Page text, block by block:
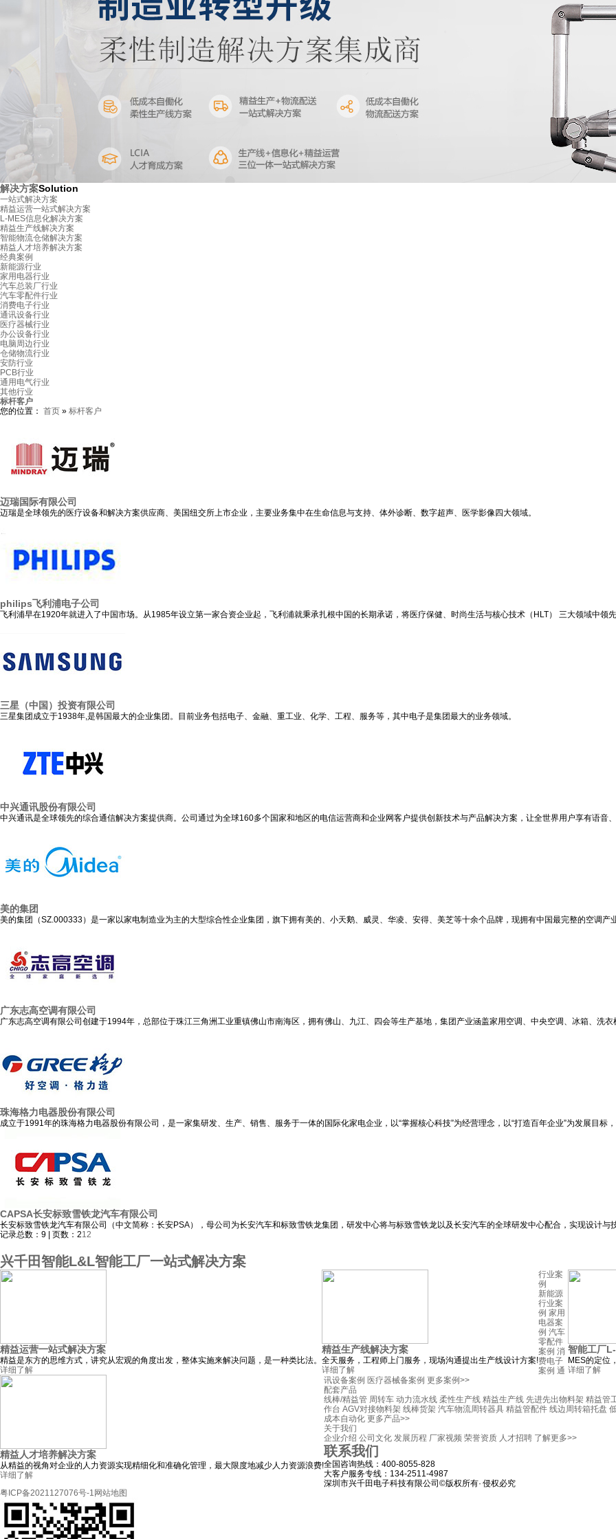
解决方案Solution
一站式解决方案
精益运营一站式解决方案
L-MES信息化解决方案
精益生产线解决方案
智能物流仓储解决方案
精益人才培养解决方案
经典案例
新能源行业
家用电器行业
汽车总装厂行业
汽车零配件行业
消费电子行业
通讯设备行业
医疗器械行业
办公设备行业
电脑周边行业
仓储物流行业
安防行业
PCB行业
通用电气行业
其他行业
标杆客户
您的位置： 首页 » 标杆客户
迈瑞国际有限公司
迈瑞是全球领先的医疗设备和解决方案供应商、美国纽交所上市企业，主要业务集中在生命信息与支持、体外诊断、数字超声、医学影像四大领域。
philips飞利浦电子公司
飞利浦早在1920年就进入了中国市场。从1985年设立第一家合资企业起，飞利浦就秉承扎根中国的长期承诺，将医疗保健、时尚生活与核心技术（HLT） 三大领域中领
三星（中国）投资有限公司
三星集团成立于1938年,是韩国最大的企业集团。目前业务包括电子、金融、重工业、化学、工程、服务等，其中电子是集团最大的业务领域。
中兴通讯股份有限公司
中兴通讯是全球领先的综合通信解决方案提供商。公司通过为全球160多个国家和地区的电信运营商和企业网客户提供创新技术与产品解决方案，让全世界用户享有语音
美的集团
美的集团（SZ.000333）是一家以家电制造业为主的大型综合性企业集团，旗下拥有美的、小天鹅、威灵、华凌、安得、美芝等十余个品牌，现拥有中国最完整的空调产
广东志高空调有限公司
广东志高空调有限公司创建于1994年，总部位于珠江三角洲工业重镇佛山市南海区，拥有佛山、九江、四会等生产基地，集团产业涵盖家用空调、中央空调、冰箱、洗衣
珠海格力电器股份有限公司
成立于1991年的珠海格力电器股份有限公司，是一家集研发、生产、销售、服务于一体的国际化家电企业，以“掌握核心科技”为经营理念，以“打造百年企业”为发展目标
CAPSA长安标致雪铁龙汽车有限公司
长安标致雪铁龙汽车有限公司（中文简称：长安PSA），母公司为长安汽车和标致雪铁龙集团，研发中心将与标致雪铁龙以及长安汽车的全球研发中心配合，实现设计与
记录总数：9 | 页数：212
兴千田智能L&L智能工厂一站式解决方案
精益运营一站式解决方案
精益是东方的思维方式，讲究从宏观的角度出发，整体实施来解决问题，是一种类比法。
详细了解
智能工厂
MES的定位
详细了解
精益生产线解决方案
全天服务，工程师上门服务，现场沟通提出生产线设计方案!
详细了解
精益人才培养解决方案
从精益的视角对企业的人力资源实现精细化和准确化管理，最大限度地减少人力资源浪费!
详细了解
行业案
例
新能源
行业案
例 家用
电器案
例 汽车
零配件
案例 消
费电子
案例 通
讯设备案例 医疗器械备案例 更多案例>>
配套产品
线棒/精益管 周转车 动力流水线 柔性生产线 精益生产线 先进先出物料架 精益管
作台 AGV对接物料架 线棒货架 汽车物流周转器具 精益管配件 线边周转箱托盘
成本自动化 更多产品>>
关于我们
企业介绍 公司文化 发展历程 厂家视频 荣誉资质 人才招聘 了解更多>>
联系我们
全国咨询热线：400-8055-828
大客户服务专线：134-2511-4987
深圳市兴千田电子科技有限公司©版权所有· 侵权必究
粤ICP备2021127076号-1 网站地图